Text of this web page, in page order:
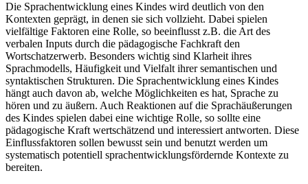
Die Sprachentwicklung eines Kindes wird deutlich von den
Kontexten geprägt, in denen sie sich vollzieht. Dabei spielen
vielfältige Faktoren eine Rolle, so beeinflusst z.B. die Art des
verbalen Inputs durch die pädagogische Fachkraft den
Wortschatzerwerb. Besonders wichtig sind Klarheit ihres
Sprachmodells, Häufigkeit und Vielfalt ihrer semantischen und
syntaktischen Strukturen. Die Sprachentwicklung eines Kindes
hängt auch davon ab, welche Möglichkeiten es hat, Sprache zu
hören und zu äußern. Auch Reaktionen auf die Sprachäußerungen
des Kindes spielen dabei eine wichtige Rolle, so sollte eine
pädagogische Kraft wertschätzend und interessiert antworten. Diese
Einflussfaktoren sollen bewusst sein und benutzt werden um
systematisch potentiell sprachentwicklungsfördernde Kontexte zu
bereiten.